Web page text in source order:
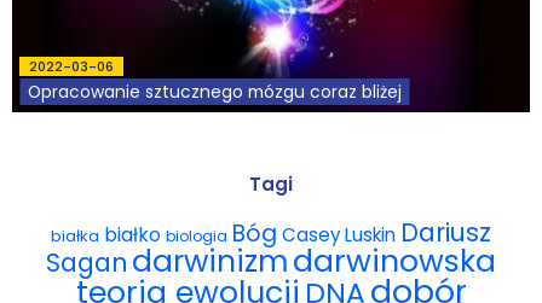
Artykuły
Krytyka teorii ID
Wybór tekstów
Dla autorów
Darmowy ebook
2022-03-06
Opracowanie sztucznego mózgu coraz bliżej
Tagi
białka białko biologia Bóg Casey Luskin Dariusz
Sagan darwinizmdarwinowska
teoria ewolucji DNAdobór